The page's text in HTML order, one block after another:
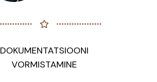
DOKUMENTATSIOONI
VORMISTAMINE